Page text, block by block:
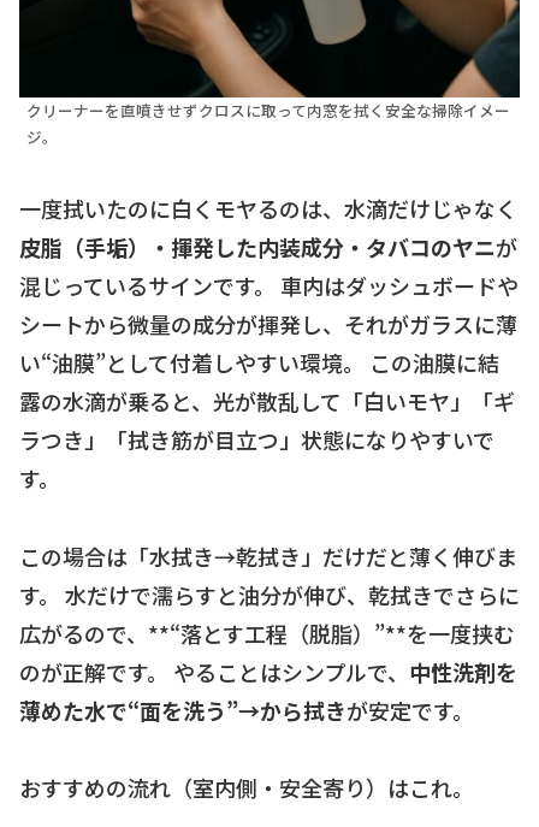
クリーナーを直噴きせずクロスに取って内窓を拭く安全な掃除イメー
ジ。
一度拭いたのに白くモヤるのは、水滴だけじゃなく
皮脂（手垢）・揮発した内装成分・タバコのヤニが
混じっているサインです。 車内はダッシュボードや
シートから微量の成分が揮発し、それがガラスに薄
い“油膜”として付着しやすい環境。 この油膜に結
露の水滴が乗ると、光が散乱して「白いモヤ」「ギ
ラつき」「拭き筋が目立つ」状態になりやすいで
す。
この場合は「水拭き→乾拭き」だけだと薄く伸びま
す。 水だけで濡らすと油分が伸び、乾拭きでさらに
広がるので、**“落とす工程（脱脂）”**を一度挟む
のが正解です。 やることはシンプルで、 中性洗剤を
薄めた水で“面を洗う”→から拭きが安定です。
おすすめの流れ（室内側・安全寄り）はこれ。